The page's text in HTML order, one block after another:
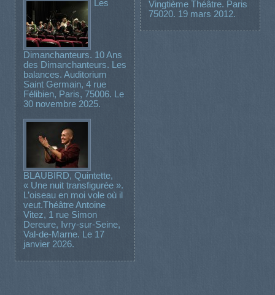
Les
Dimanchanteurs. 10 Ans
des Dimanchanteurs. Les
balances. Auditorium
Saint Germain, 4 rue
Félibien, Paris, 75006. Le
30 novembre 2025.
BLAUBIRD, Quintette,
« Une nuit transfigurée ».
L’oiseau en moi vole où il
veut.Théâtre Antoine
Vitez, 1 rue Simon
Dereure, Ivry-sur-Seine,
Val-de-Marne. Le 17
janvier 2026.
Vingtième Théâtre. Paris
75020. 19 mars 2012.